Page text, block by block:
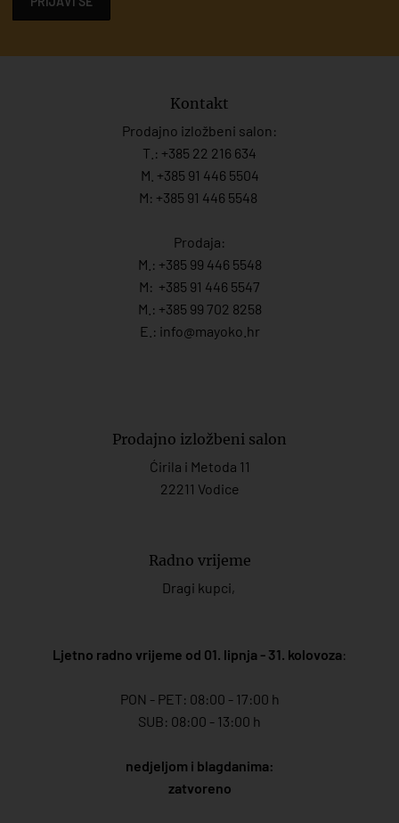
Kontakt
Prodajno izložbeni salon:
T.: +385 22 216 634
M. +385 91 446 5504
M: +385 91 446 5548
Prodaja:
M.: +385 99 446 5548
M: +385 91 446 5547
M.: +385 99 702 8258
E.: info@mayoko. hr
Prodajno izložbeni salon
Ćirila i Metoda 11
22211 Vodice
Radno vrijeme
Dragi kupci,
Ljetno radno vrijeme od 01. lipnja - 31. kolovoza:
PON - PET: 08:00 - 17:00 h
SUB: 08:00 - 13:00 h
nedjeljom i blagdanima:
zatvoreno